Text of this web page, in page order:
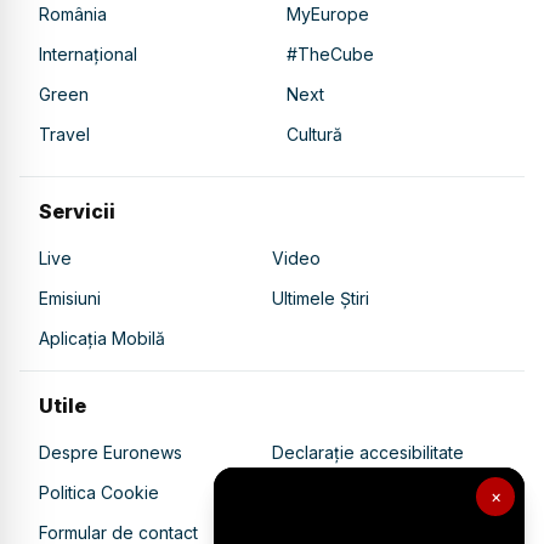
×
România
MyEurope
Internațional
#TheCube
Green
Next
Travel
Cultură
Servicii
Live
Video
Emisiuni
Ultimele Știri
Aplicația Mobilă
Utile
Despre Euronews
Declarație accesibilitate
Politica Cookie
Politica de confidențialitate
Formular de contact